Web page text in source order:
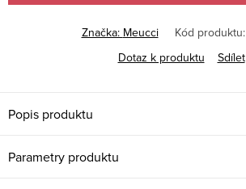
Značka: Meucci Kód produktu:
Dotaz k produktu
Sdílet
Popis produktu
Parametry produktu